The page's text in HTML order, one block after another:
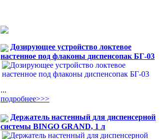
Дозирующее устройство локтевое
настенное под флаконы диспенсопак БГ-03
...
подробнее>>>
Держатель настенный для диспенсерной
системы BINGO GRAND, 1 л